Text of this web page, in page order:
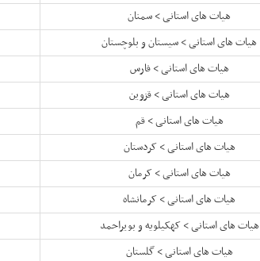
هیات های استانی > سمنان
هیات های استانی > سیستان و بلوچستان
هیات های استانی > فارس
هیات های استانی > قزوین
هیات های استانی > قم
هیات های استانی > کردستان
هیات های استانی > کرمان
هیات های استانی > کرمانشاه
هیات های استانی > کهکیلویه و بویراحمد
هیات های استانی > گلستان